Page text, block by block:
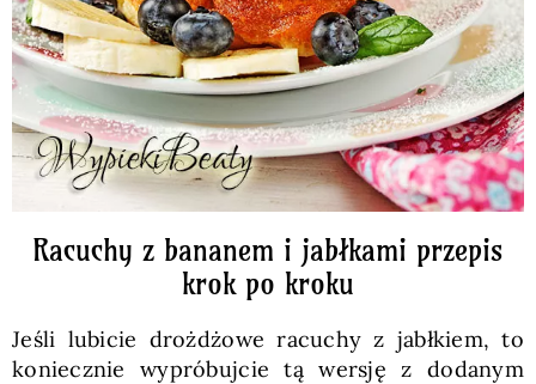
Racuchy z bananem i jabłkami przepis
krok po kroku
Jeśli lubicie drożdżowe racuchy z jabłkiem, to
koniecznie wypróbujcie tą wersję z dodanym